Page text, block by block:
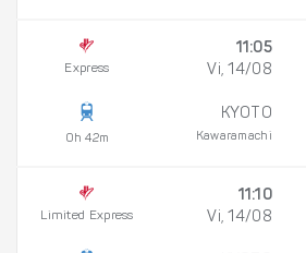
Express
0h 42m
11:05
Vi, 14/08
KYOTO
Kawaramachi
Limited Express
11:10
Vi, 14/08